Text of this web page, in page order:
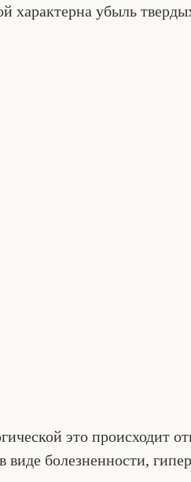
характерна убыль
это происходит
болезненности,